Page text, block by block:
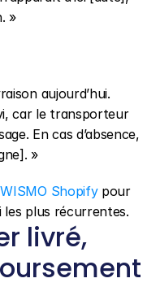
»
aujourd’hui.
car le transporteur
En cas d’absence,
»
Shopify pour
les plus récurrentes.
livré,